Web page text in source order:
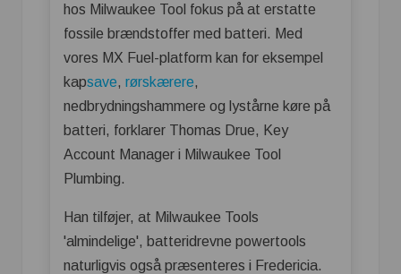
hos Milwaukee Tool fokus på at erstatte
fossile brændstoffer med batteri. Med
vores MX Fuel-platform kan for eksempel
kapsave, rørskærere,
nedbrydningshammere og lystårne køre på
batteri, forklarer Thomas Drue, Key
Account Manager i Milwaukee Tool
Plumbing.
Han tilføjer, at Milwaukee Tools
'almindelige', batteridrevne powertools
naturligvis også præsenteres i Fredericia.